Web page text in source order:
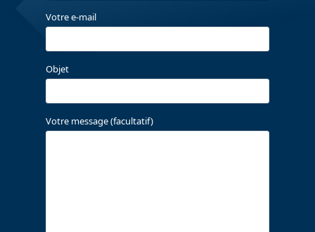
Votre e-mail
Objet
Votre message (facultatif)